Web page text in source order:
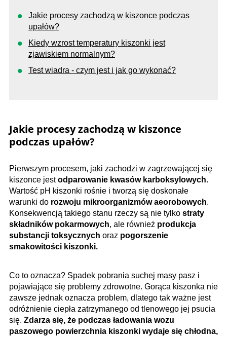
Jakie procesy zachodzą w kiszonce podczas
upałów?
Kiedy wzrost temperatury kiszonki jest
zjawiskiem normalnym?
Test wiadra - czym jest i jak go wykonać?
Jakie procesy zachodzą w kiszonce
podczas upałów?
Pierwszym procesem, jaki zachodzi w zagrzewającej się
kiszonce jestodparowanie kwasów karboksylowych.
Wartość pH kiszonki rośnie i tworzą się doskonałe
warunki do rozwoju mikroorganizmów aeorobowych.
Konsekwencją takiego stanu rzeczy są nie tylko straty
składników pokarmowych, ale również produkcja
substancji toksycznych oraz pogorszenie
smakowitości kiszonki.
Co to oznacza? Spadek pobrania suchej masy pasz i
pojawiające się problemy zdrowotne. Gorąca kiszonka nie
zawsze jednak oznacza problem, dlatego tak ważne jest
odróżnienie ciepła zatrzymanego od tlenowego jej psucia
się. Zdarza się, że podczas ładowania wozu
paszowego powierzchnia kiszonki wydaje się chłodna,